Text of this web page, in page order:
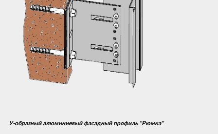
У-образный алюминиевый фасадный профиль "Рюмка"